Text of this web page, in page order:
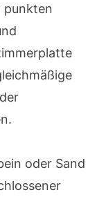
punkten
oder Sand